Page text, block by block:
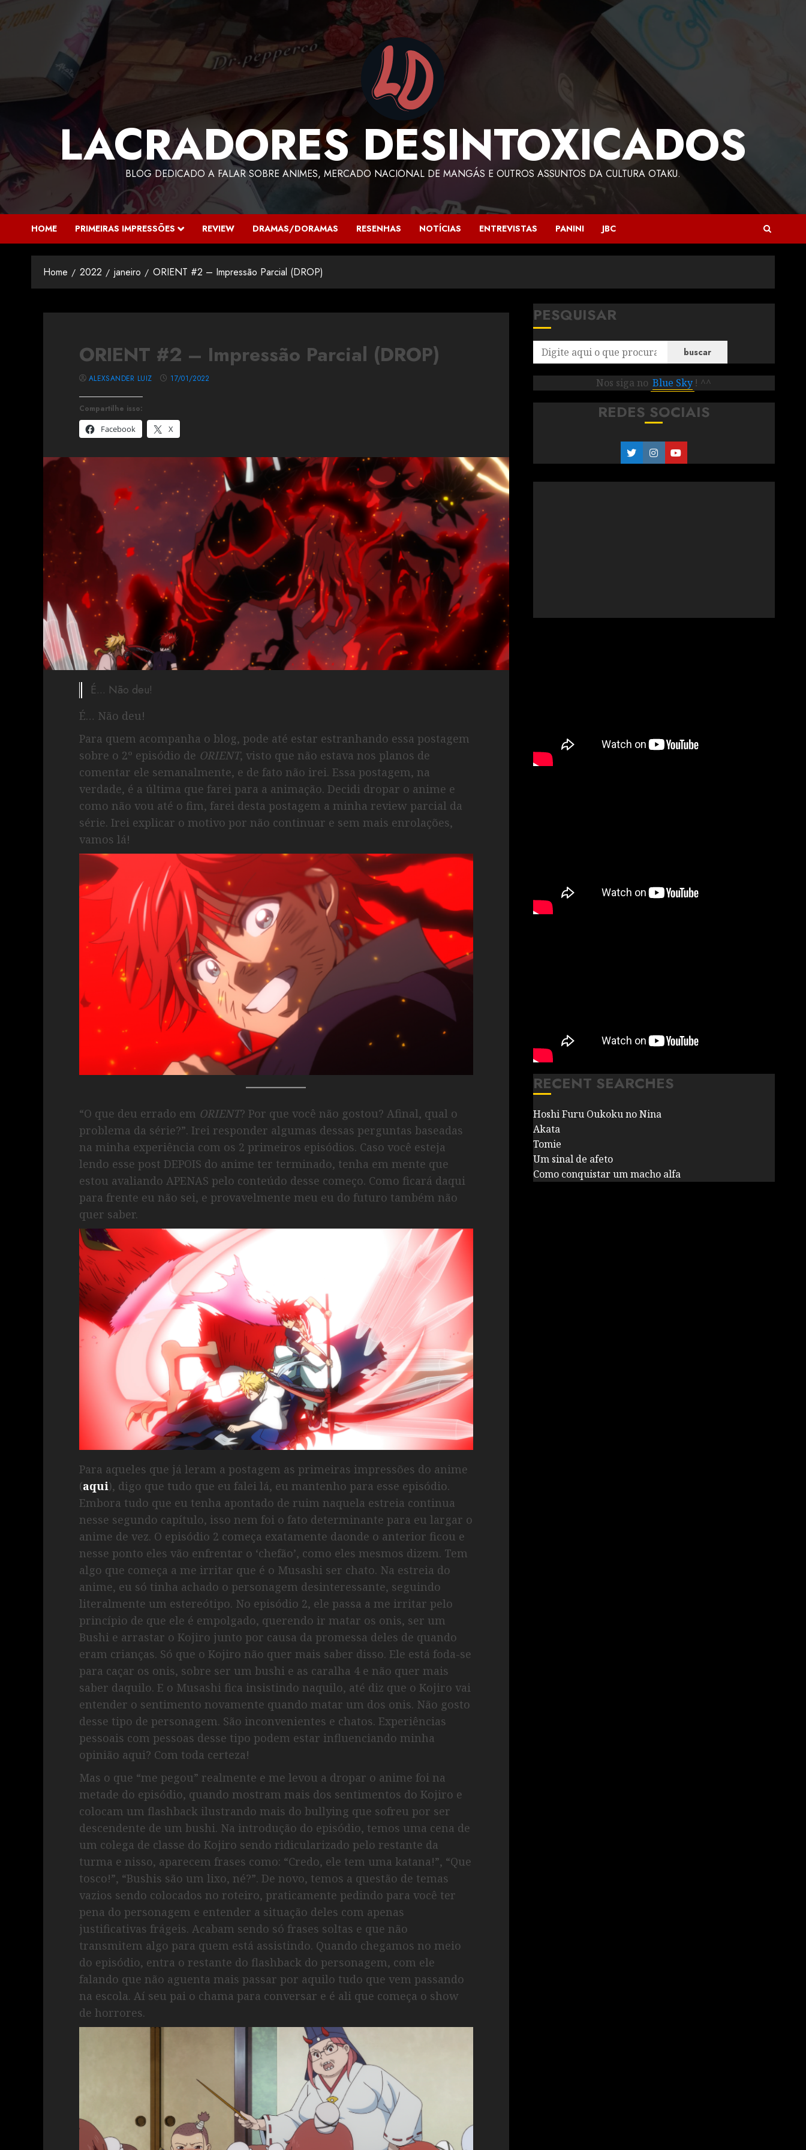
LACRADORES DESINTOXICADOS
BLOG DEDICADO A FALAR SOBRE ANIMES, MERCADO NACIONAL DE MANGÁS E OUTROS ASSUNTOS DA CULTURA OTAKU.
HOME PRIMEIRAS IMPRESSÕES REVIEW DRAMAS/DORAMAS RESENHAS NOTÍCIAS ENTREVISTAS PANINI JBC
Home 2022 janeiro ORIENT #2 – Impressão Parcial (DROP)
ORIENT #2 – Impressão Parcial (DROP)
Compartilhe isso:
Facebook
X
ALEXSANDER LUIZ 17/01/2022
É... Não deu!
É… Não deu!
Para quem acompanha o blog, pode até estar estranhando essa postagem
sobre o 2º episódio de ORIENT, visto que não estava nos planos de
comentar ele semanalmente, e de fato não irei. Essa postagem, na
verdade, é a última que farei para a animação. Decidi dropar o anime e
como não vou até o fim, farei desta postagem a minha review parcial da
série. Irei explicar o motivo por não continuar e sem mais enrolações,
vamos lá!
“O que deu errado em ORIENT? Por que você não gostou? Afinal, qual o
problema da série?”. Irei responder algumas dessas perguntas baseadas
na minha experiência com os 2 primeiros episódios. Caso você esteja
lendo esse post DEPOIS do anime ter terminado, tenha em mente que
estou avaliando APENAS pelo conteúdo desse começo. Como ficará daqui
para frente eu não sei, e provavelmente meu eu do futuro também não
quer saber.
Para aqueles que já leram a postagem as primeiras impressões do anime
(aqui), digo que tudo que eu falei lá, eu mantenho para esse episódio.
Embora tudo que eu tenha apontado de ruim naquela estreia continua
nesse segundo capítulo, isso nem foi o fato determinante para eu largar o
anime de vez. O episódio 2 começa exatamente daonde o anterior ficou e
nesse ponto eles vão enfrentar o ‘chefão’, como eles mesmos dizem. Tem
algo que começa a me irritar que é o Musashi ser chato. Na estreia do
anime, eu só tinha achado o personagem desinteressante, seguindo
literalmente um estereótipo. No episódio 2, ele passa a me irritar pelo
princípio de que ele é empolgado, querendo ir matar os onis, ser um
Bushi e arrastar o Kojiro junto por causa da promessa deles de quando
eram crianças. Só que o Kojiro não quer mais saber disso. Ele está foda-se
para caçar os onis, sobre ser um bushi e as caralha 4 e não quer mais
saber daquilo. E o Musashi fica insistindo naquilo, até diz que o Kojiro vai
entender o sentimento novamente quando matar um dos onis. Não gosto
desse tipo de personagem. São inconvenientes e chatos. Experiências
pessoais com pessoas desse tipo podem estar influenciando minha
opinião aqui? Com toda certeza!
Mas o que “me pegou” realmente e me levou a dropar o anime foi na
metade do episódio, quando mostram mais dos sentimentos do Kojiro e
colocam um flashback ilustrando mais do bullying que sofreu por ser
descendente de um bushi. Na introdução do episódio, temos uma cena de
um colega de classe do Kojiro sendo ridicularizado pelo restante da
turma e nisso, aparecem frases como: “Credo, ele tem uma katana!”, “Que
tosco!”, “Bushis são um lixo, né?”. De novo, temos a questão de temas
vazios sendo colocados no roteiro, praticamente pedindo para você ter
pena do personagem e entender a situação deles com apenas
justificativas frágeis. Acabam sendo só frases soltas e que não
transmitem algo para quem está assistindo. Quando chegamos no meio
do episódio, entra o restante do flashback do personagem, com ele
falando que não aguenta mais passar por aquilo tudo que vem passando
na escola. Aí seu pai o chama para conversar e é ali que começa o show
de horrores.
PESQUISAR
buscar
Nos siga no Blue Sky ! ^^
REDES SOCIAIS
RECENT SEARCHES
Hoshi Furu Oukoku no Nina
Akata
Tomie
Um sinal de afeto
Como conquistar um macho alfa